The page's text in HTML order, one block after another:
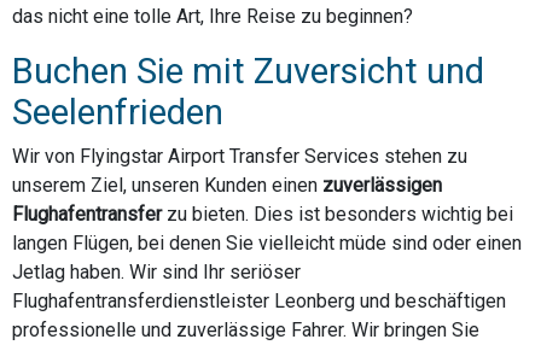
das nicht eine tolle Art, Ihre Reise zu beginnen?
Buchen Sie mit Zuversicht und
Seelenfrieden
Wir von Flyingstar Airport Transfer Services stehen zu
unserem Ziel, unseren Kunden einen zuverlässigen
Flughafentransferzu bieten. Dies ist besonders wichtig bei
langen Flügen, bei denen Sie vielleicht müde sind oder einen
Jetlag haben. Wir sind Ihr seriöser
Flughafentransferdienstleister Leonberg und beschäftigen
professionelle und zuverlässige Fahrer. Wir bringen Sie